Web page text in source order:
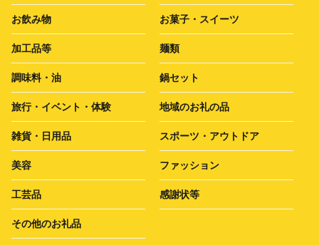
お飲み物 お菓子・スイーツ
加工品等 麺類
調味料・油 鍋セット
旅行・イベント・体験 地域のお礼の品
雑貨・日用品 スポーツ・アウトドア
美容 ファッション
工芸品 感謝状等
その他のお礼品